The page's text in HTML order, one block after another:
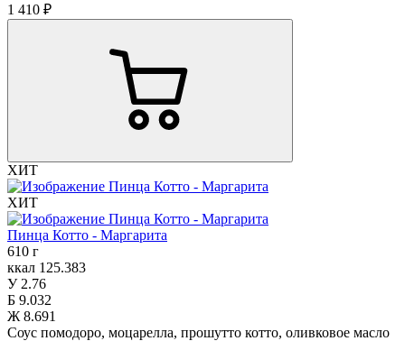
1 410 ₽
ХИТ
ХИТ
Пинца Котто - Маргарита
610 г
ккал 125.383
У2.76
Б 9.032
Ж 8.691
Соус помодоро, моцарелла, прошутто котто, оливковое масло